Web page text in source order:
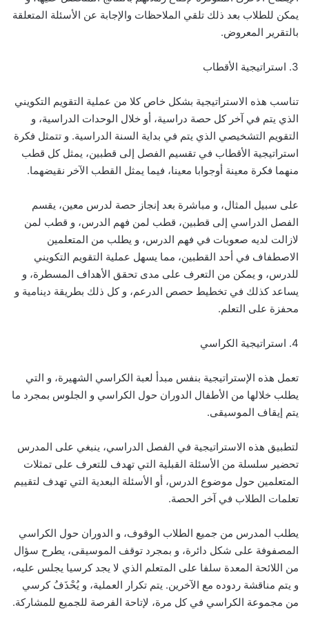
يمكن للطلاب بعد ذلك تلقي الملاحظات والإجابة عن الأسئلة المتعلقة
بالتقرير المعروض.
3. استراتيجية الأقطاب
تناسب هذه الاستراتيجية بشكل خاص كلا من عملية التقويم التكويني
الذي يتم في آخر كل حصة دراسية، أو خلال الوحدات الدراسية، و
التقويم التشخيصي الذي يتم في بداية السنة الدراسية. و تتمثل فكرة
استراتيجية الأقطاب في تقسيم الفصل إلى قطبين، يمثل كل قطب
منهما فكرة معينة أوجوابا معينا، فيما يمثل القطب الآخر نقيضهما.
على سبيل المثال، و مباشرة بعد إنجاز حصة لدرس معين، يقسم
الفصل الدراسي إلى قطبين، قطب لمن فهم الدرس، و قطب لمن
لازالت لديه صعوبات في فهم الدرس، و يطلب من المتعلمين
الاصطفاف في أحد القطبين، مما يسهل عملية التقويم التكويني
للدرس، و يمكن من التعرف على مدى تحقق الأهداف المسطرة، و
يساعد كذلك في تخطيط حصص الدرعم، و كل ذلك بطريقة دينامية و
محفزة على التعلم.
4. استراتيجية الكراسي
تعمل هذه الإستراتيجية بنفس مبدأ لعبة الكراسي الشهيرة، و التي
يطلب خلالها من الأطفال الدوران حول الكراسي و الجلوس بمجرد ما
يتم إيقاف الموسيقى.
لتطبيق هذه الاستراتيجية في الفصل الدراسي، ينبغي على المدرس
تحضير سلسلة من الأسئلة القبلية التي تهدف للتعرف على تمثلات
المتعلمين حول موضوع الدرس، أو الأسئلة البعدية التي تهدف لتقييم
تعلمات الطلاب في آخر الحصة.
يطلب المدرس من جميع الطلاب الوقوف، و الدوران حول الكراسي
المصفوفة على شكل دائرة، و بمجرد توقف الموسيقى، يطرح سؤال
من اللائحة المعدة سلفا على المتعلم الذي لا يجد كرسيا يجلس عليه،
و يتم مناقشة ردوده مع الآخرين. يتم تكرار العملية، و يُحْذَفُ كرسي
من مجموعة الكراسي في كل مرة، لإتاحة الفرصة للجميع للمشاركة.